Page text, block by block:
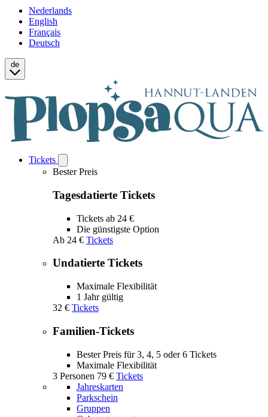
Nederlands
English
Français
Deutsch
de
Tickets
Tickets
Bester Preis
Tagesdatierte Tickets
Tickets ab 24 €
Die günstigste Option
Ab 24 € Tickets
Undatierte Tickets
Maximale Flexibilität
1 Jahr gültig
32 € Tickets
Familien-Tickets
Bester Preis für 3, 4, 5 oder 6 Tickets
Maximale Flexibilität
3 Personen 79 € Tickets
Jahreskarten
Parkschein
Gruppen